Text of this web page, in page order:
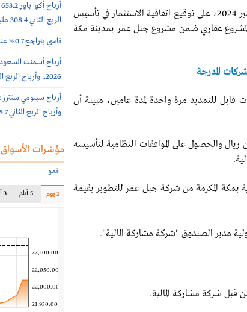
موافقة مجلس إدارتها بتاريخ 7 نوفمبر 2024، على توقيع اتفاقية الاستثمار في تأسيس
عقاري ضمن مشروع جبل عمر بمدينة مكة
المدرجة
في بيان لها على تداول، أن مدة العقد 5 سنوات قابل للتمديد مرة واحدة لمدة عامين، مبينة أن
في تأسيس صندوق تطوير عقاري برأس مال 525 مليون ريال والحصول على الموافقات النظامية لتأسيسه
في المنطقة المركزية بمكة المكرمة من شركة جبل عمر للتطوير بقيمة
مدير الصندوق "شركة مشاركة المالية".
شركة مشاركة المالية.
الربع الثاني 308.4 مليون ريال
تاسي يتراجع 0.7% عند 10812 نقطة.. بتداولات 5.7 مليار ريال
2026.. وأرباح الربع الثاني 102 مليون ريال (+7%)
وأرباح الربع الثاني 385.7 مليون ريال
مؤشرات الأسواق
نمو
1 يوم 5 أيام 3 أشهر
21,950.00
22,000.00
22,050.00
22,100.00